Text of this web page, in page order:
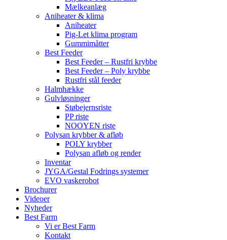
Mælkeanlæg
Aniheater & klima
Aniheater
Pig-Let klima program
Gummimåtter
Best Feeder
Best Feeder – Rustfri krybbe
Best Feeder – Poly krybbe
Rustfri stål feeder
Halmhække
Gulvløsninger
Støbejernsriste
PP riste
NOOYEN riste
Polysan krybber & afløb
POLY krybber
Polysan afløb og render
Inventar
JYGA/Gestal Fodrings systemer
EVO vaskerobot
Brochurer
Videoer
Nyheder
Best Farm
Vi er Best Farm
Kontakt